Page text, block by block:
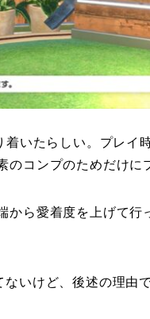
いたらしい。プレイ
コンプのためだけに
から愛着度を上げて
いけど、後述の理由